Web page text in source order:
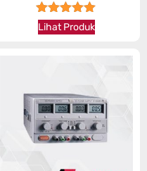
★★★★★
Lihat Produk